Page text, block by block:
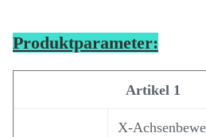
Produktparameter:
Artikel 1
X-